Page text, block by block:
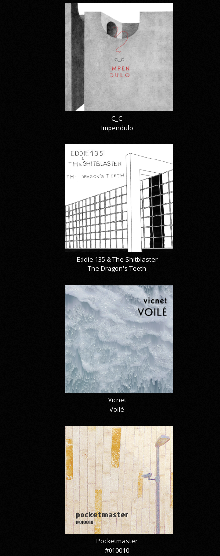
C_C
Impendulo
Eddie 135 & The Shitblaster
The Dragon's Teeth
Vicnet
Voilé
Pocketmaster
#010010